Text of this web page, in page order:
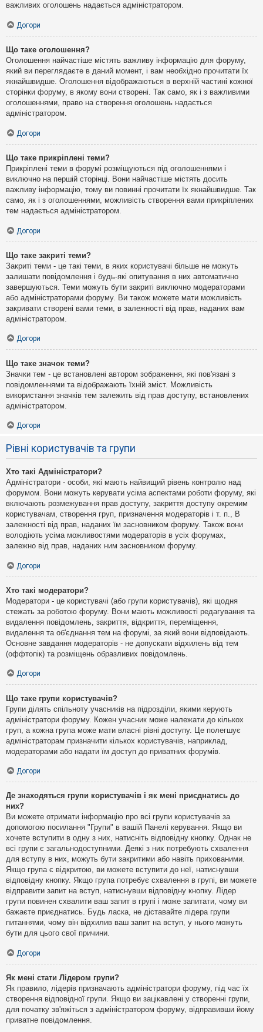
важливих оголошень надається адміністратором.
Догори
Що таке оголошення?
Оголошення найчастіше містять важливу інформацію для форуму,
який ви переглядаєте в даний момент, і вам необхідно прочитати їх
якнайшвидше. Оголошення відображаються в верхній частині кожної
сторінки форуму, в якому вони створені. Так само, як і з важливими
оголошеннями, право на створення оголошень надається
адміністратором.
Догори
Що таке прикріплені теми?
Прикріплені теми в форумі розміщуються під оголошеннями і
виключно на першій сторінці. Вони найчастіше містять досить
важливу інформацію, тому ви повинні прочитати їх якнайшвидше. Так
само, як і з оголошеннями, можливість створення вами прикріплених
тем надається адміністратором.
Догори
Що таке закриті теми?
Закриті теми - це такі теми, в яких користувачі більше не можуть
залишати повідомлення і будь-які опитування в них автоматично
завершуються. Теми можуть бути закриті виключно модераторами
або адміністраторами форуму. Ви також можете мати можливість
закривати створені вами теми, в залежності від прав, наданих вам
адміністратором.
Догори
Що таке значок теми?
Значки тем - це встановлені автором зображення, які пов'язані з
повідомленнями та відображають їхній зміст. Можливість
використання значків тем залежить від прав доступу, встановлених
адміністратором.
Догори
Рівні користувачів та групи
Хто такі Адміністратори?
Адміністратори - особи, які мають найвищий рівень контролю над
форумом. Вони можуть керувати усіма аспектами роботи форуму, які
включають розмежування прав доступу, закриття доступу окремим
користувачам, створення груп, призначення модераторів і т. п., В
залежності від прав, наданих їм засновником форуму. Також вони
володіють усіма можливостями модераторів в усіх форумах,
залежно від прав, наданих ним засновником форуму.
Догори
Хто такі модератори?
Модератори - це користувачі (або групи користувачів), які щодня
стежать за роботою форуму. Вони мають можливості редагування та
видалення повідомлень, закриття, відкриття, переміщення,
видалення та об'єднання тем на форумі, за який вони відповідають.
Основне завдання модераторів - не допускати відхилень від тем
(оффтопік) та розміщень образливих повідомлень.
Догори
Що таке групи користувачів?
Групи ділять спільноту учасників на підрозділи, якими керують
адміністратори форуму. Кожен учасник може належати до кількох
груп, а кожна група може мати власні рівні доступу. Це полегшує
адміністраторам призначити кількох користувачів, наприклад,
модераторами або надати їм доступ до приватних форумів.
Догори
Де знаходяться групи користувачів і як мені приєднатись до
них?
Ви можете отримати інформацію про всі групи користувачів за
допомогою посилання "Групи" в вашій Панелі керування. Якщо ви
хочете вступити в одну з них, натисніть відповідну кнопку. Однак не
всі групи є загальнодоступними. Деякі з них потребують схвалення
для вступу в них, можуть бути закритими або навіть прихованими.
Якщо група є відкритою, ви можете вступити до неї, натиснувши
відповідну кнопку. Якщо група потребує схвалення в групі, ви можете
відправити запит на вступ, натиснувши відповідну кнопку. Лідер
групи повинен схвалити ваш запит в групі і може запитати, чому ви
бажаєте приєднатись. Будь ласка, не діставайте лідера групи
питаннями, чому він відхилив ваш запит на вступ, у нього можуть
бути для цього свої причини.
Догори
Як мені стати Лідером групи?
Як правило, лідерів призначають адміністратори форуму, під час їх
створення відповідної групи. Якщо ви зацікавлені у створенні групи,
для початку зв'яжіться з адміністратором форуму, відправивши йому
приватне повідомлення.